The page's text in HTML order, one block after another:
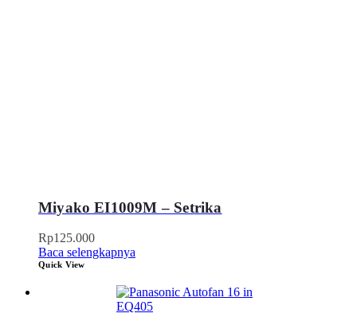
Miyako EI1009M – Setrika
Rp125.000
Baca selengkapnya
Quick View